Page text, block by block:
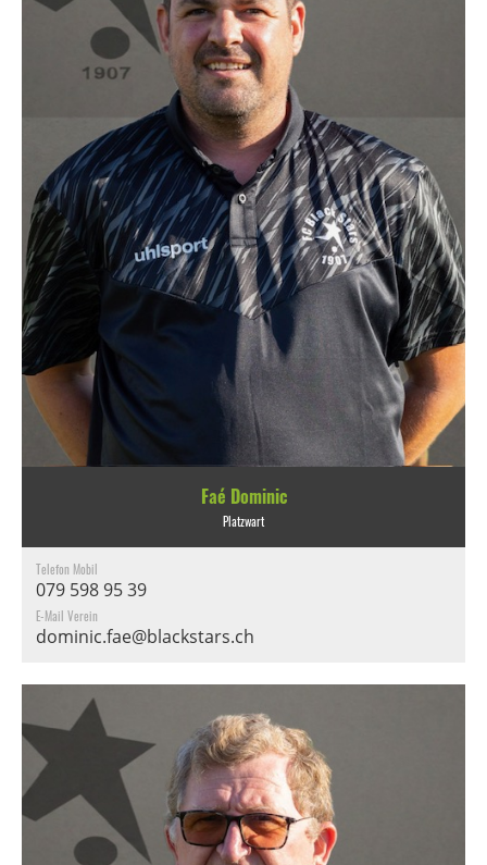
Faé Dominic
Platzwart
Telefon Mobil
079 598 95 39
E-Mail Verein
dominic.fae@blackstars.ch